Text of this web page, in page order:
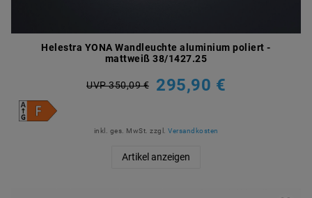
Helestra YONA Wandleuchte aluminium poliert -
mattweiß 38/1427.25
UVP 350,09 € 295,90 €
inkl. ges. MwSt. zzgl. Versandkosten
Artikel anzeigen